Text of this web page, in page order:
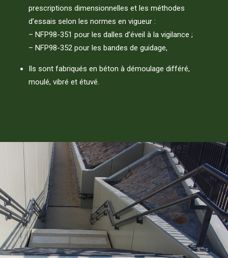
prescriptions dimensionnelles et les méthodes
d’essais selon les normes en vigueur :
– NFP98-351 pour les dalles d’éveil à la vigilance ;
– NFP98-352 pour les bandes de guidage,
Ils sont fabriqués en béton à démoulage différé,
moulé, vibré et étuvé.